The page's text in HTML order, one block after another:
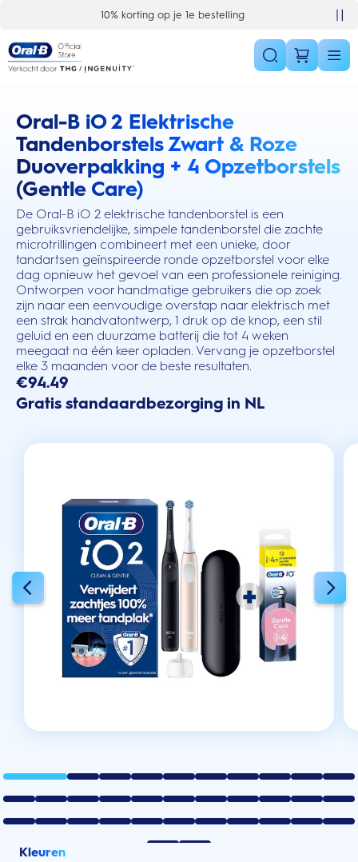
10% korting op je 1e bestelling
Oral-B iO 2 Elektrische
Tandenborstels Zwart & Roze
Duoverpakking + 4 Opzetborstels
(Gentle Care)
De Oral-B iO 2 elektrische tandenborstel is een
gebruiksvriendelijke, simpele tandenborstel die zachte
microtrillingen combineert met een unieke, door
tandartsen geïnspireerde ronde opzetborstel voor elke
dag opnieuw het gevoel van een professionele reiniging.
Ontworpen voor handmatige gebruikers die op zoek
zijn naar een eenvoudige overstap naar elektrisch met
een strak handvatontwerp, 1 druk op de knop, een stil
geluid en een duurzame batterij die tot 4 weken
meegaat na één keer opladen. Vervang je opzetborstel
elke 3 maanden voor de beste resultaten.
this action will scroll you to the reviews section
€94.49
Gratis standaardbezorging in NL
Kleuren